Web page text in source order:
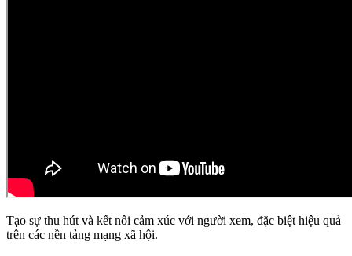
Tạo sự thu hút và kết nối cảm xúc với người xem, đặc biệt hiệu quả
trên các nền tảng mạng xã hội.